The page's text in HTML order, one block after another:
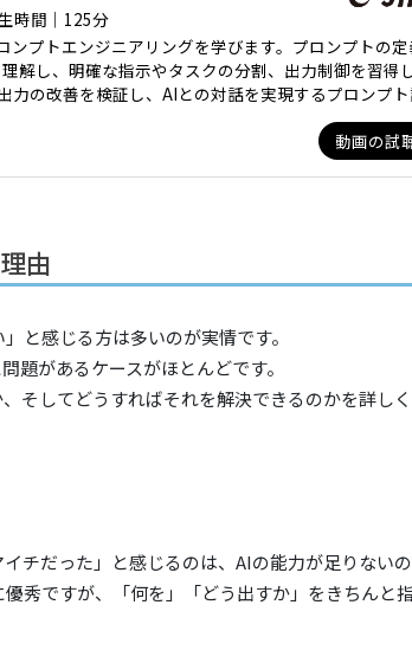
時間｜125分
プトエンジニアリングを学びます。プロンプトの定
解し、明確な指示やタスクの分割、出力制御を習得
力の改善を検証し、AIとの対話を実現するプロンプ
動画の試
由
と感じる方は多いのが実情です。
題があるケースがほとんどです。
そしてどうすればそれを解決できるのかを詳し
チだった」と感じるのは、AIの能力が足りない
秀ですが、「何を」「どう出すか」をきちんと指